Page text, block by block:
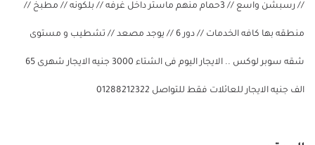
// رسبشن واسع // 3حمام منهم ماستر داخل غرفه // بلكونه // مطبخ //
منطقه بها كافه الخدمات // دور 6 // يوجد مصعد // تشطيب و مستوى
شقه سوبر لوكس .. الايجار اليوم فى الشتاء 3000 جنيه الايجار شهرى 65
الف جنيه الايجار للعائلات فقط للتواصل 01288212322